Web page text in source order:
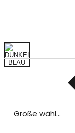
Größe wählen